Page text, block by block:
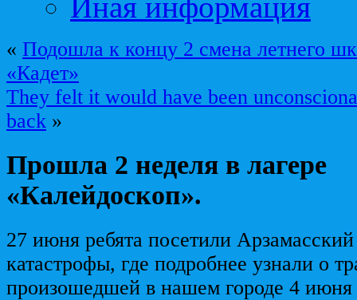
« Подошла к концу 2 смена летнего
«Кадет»
They felt it would have been
back »
Прошла 2 неделя в лагере
«Калейдоскоп».
27 июня ребята посетили
катастрофы, где подробнее узнали о
произошедшей в нашем городе 4 июня